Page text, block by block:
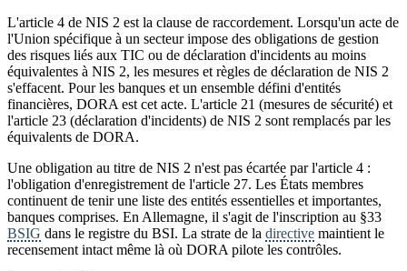
L'article 4 de NIS 2 est la clause de raccordement. Lorsqu'un acte de
l'Union spécifique à un secteur impose des obligations de gestion
des risques liés aux TIC ou de déclaration d'incidents au moins
équivalentes à NIS 2, les mesures et règles de déclaration de NIS 2
s'effacent. Pour les banques et un ensemble défini d'entités
financières, DORA est cet acte. L'article 21 (mesures de sécurité) et
l'article 23 (déclaration d'incidents) de NIS 2 sont remplacés par les
équivalents de DORA.
Une obligation au titre de NIS 2 n'est pas écartée par l'article 4 :
l'obligation d'enregistrement de l'article 27. Les États membres
continuent de tenir une liste des entités essentielles et importantes,
banques comprises. En Allemagne, il s'agit de l'inscription au §33
BSIG dans le registre du BSI. La strate de la directive maintient le
recensement intact même là où DORA pilote les contrôles.